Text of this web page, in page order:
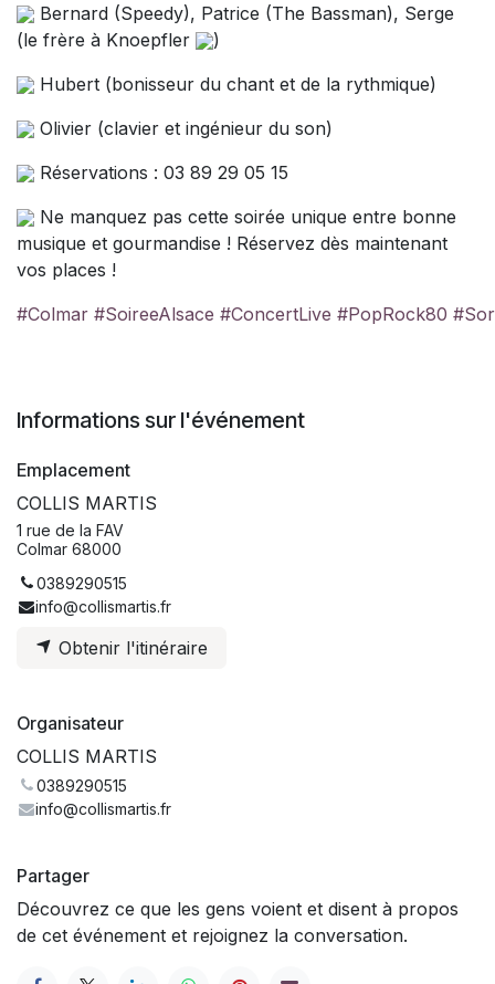
Bernard (Speedy), Patrice (The Bassman), Serge
(le frère à Knoepfler
)
Hubert (bonisseur du chant et de la rythmique)
Olivier (clavier et ingénieur du son)
Réservations : 03 89 29 05 15
Ne manquez pas cette soirée unique entre bonne
musique et gourmandise ! Réservez dès maintenant
vos places !
#Colmar #SoireeAlsace #ConcertLive #PopRock80
Informations sur l'événement
Emplacement
COLLIS MARTIS
1 rue de la FAV
Colmar 68000
0389290515
info@collismartis.fr
Obtenir l'itinéraire
Organisateur
COLLIS MARTIS
0389290515
info@collismartis.fr
Partager
Découvrez ce que les gens voient et disent à propos
de cet événement et rejoignez la conversation.